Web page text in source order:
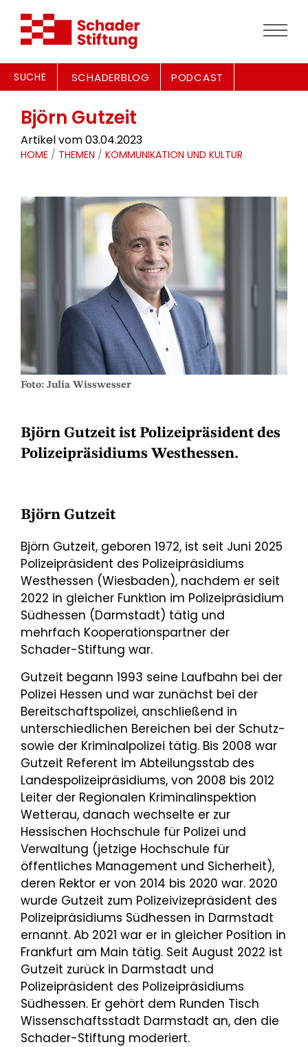
SUCHE SCHADERBLOG PODCAST
Björn Gutzeit
Artikel vom 03.04.2023
HOME / THEMEN / KOMMUNIKATION UND KULTUR
Foto: Julia Wisswesser
Björn Gutzeit ist Polizeipräsident des
Polizeipräsidiums Westhessen.
Björn Gutzeit
Björn Gutzeit, geboren 1972, ist seit Juni 2025
Polizeipräsident des Polizeipräsidiums
Westhessen (Wiesbaden), nachdem er seit
2022 in gleicher Funktion im Polizeipräsidium
Südhessen (Darmstadt) tätig und
mehrfach Kooperationspartner der
Schader-Stiftung war.
Gutzeit begann 1993 seine Laufbahn bei der
Polizei Hessen und war zunächst bei der
Bereitschaftspolizei, anschließend in
unterschiedlichen Bereichen bei der Schutz-
sowie der Kriminalpolizei tätig. Bis 2008 war
Gutzeit Referent im Abteilungsstab des
Landespolizeipräsidiums, von 2008 bis 2012
Leiter der Regionalen Kriminalinspektion
Wetterau, danach wechselte er zur
Hessischen Hochschule für Polizei und
Verwaltung (jetzige Hochschule für
öffentliches Management und Sicherheit),
deren Rektor er von 2014 bis 2020 war. 2020
wurde Gutzeit zum Polizeivizepräsident des
Polizeipräsidiums Südhessen in Darmstadt
ernannt. Ab 2021 war er in gleicher Position in
Frankfurt am Main tätig. Seit August 2022 ist
Gutzeit zurück in Darmstadt und
Polizeipräsident des Polizeipräsidiums
Südhessen. Er gehört dem Runden Tisch
Wissenschaftsstadt Darmstadt an, den die
Schader-Stiftung moderiert.